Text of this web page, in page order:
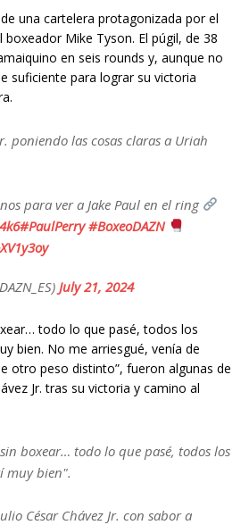
una cartelera protagonizada por el
boxeador Mike Tyson. El púgil, de 38
en seis rounds y, aunque no
suficiente para lograr su victoria
poniendo las cosas claras a Uriah
para ver a Jake Paul en el ring
#PaulPerry #BoxeoDAZN
July 21, 2024
todo lo que pasé, todos los
bien. No me arriesgué, venía de
otro peso distinto”, fueron algunas de
Jr. tras su victoria y camino al
boxear… todo lo que pasé, todos los
muy bien".
César Chávez Jr. con sabor a